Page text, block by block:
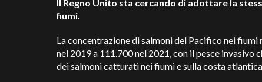
Il Regno Unito sta cercando di adottare la
fiumi.
La concentrazione di salmoni del Pacifico nei fiumi
nel 2019 a 111.700 nel 2021, con il pesce invasivo
dei salmoni catturati nei fiumi e sulla costa